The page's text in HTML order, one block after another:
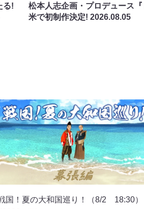
る!
松本人志企画・プロデュース『
米で初制作決定!2026.08.05
国！夏の大和国巡り！（8/2 18:30）